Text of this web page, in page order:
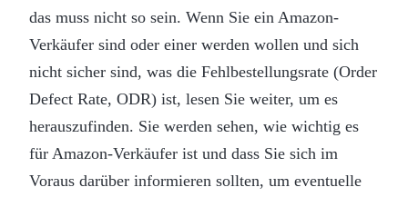
das muss nicht so sein. Wenn Sie ein Amazon-
Verkäufer sind oder einer werden wollen und sich
nicht sicher sind, was die Fehlbestellungsrate (Order
Defect Rate, ODR) ist, lesen Sie weiter, um es
herauszufinden. Sie werden sehen, wie wichtig es
für Amazon-Verkäufer ist und dass Sie sich im
Voraus darüber informieren sollten, um eventuelle